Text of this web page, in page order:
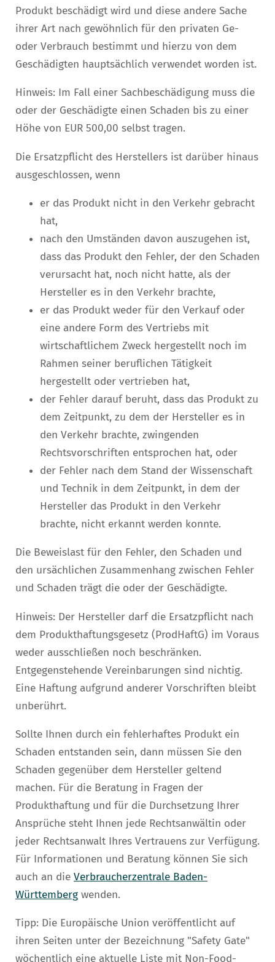
Produkt beschädigt wird und diese andere Sache
ihrer Art nach gewöhnlich für den privaten Ge-
oder Verbrauch bestimmt und hierzu von dem
Geschädigten hauptsächlich verwendet worden ist.
Hinweis: Im Fall einer Sachbeschädigung muss die
oder der Geschädigte einen Schaden bis zu einer
Höhe von EUR 500,00 selbst tragen.
Die Ersatzpflicht des Herstellers ist darüber hinaus
ausgeschlossen, wenn
er das Produkt nicht in den Verkehr gebracht
hat,
nach den Umständen davon auszugehen ist,
dass das Produkt den Fehler, der den Schaden
verursacht hat, noch nicht hatte, als der
Hersteller es in den Verkehr brachte,
er das Produkt weder für den Verkauf oder
eine andere Form des Vertriebs mit
wirtschaftlichem Zweck hergestellt noch im
Rahmen seiner beruflichen Tätigkeit
hergestellt oder vertrieben hat,
der Fehler darauf beruht, dass das Produkt zu
dem Zeitpunkt, zu dem der Hersteller es in
den Verkehr brachte, zwingenden
Rechtsvorschriften entsprochen hat, oder
der Fehler nach dem Stand der Wissenschaft
und Technik in dem Zeitpunkt, in dem der
Hersteller das Produkt in den Verkehr
brachte, nicht erkannt werden konnte.
Die Beweislast für den Fehler, den Schaden und
den ursächlichen Zusammenhang zwischen Fehler
und Schaden trägt die oder der Geschädigte.
Hinweis: Der Hersteller darf die Ersatzpflicht nach
dem Produkthaftungsgesetz (ProdHaftG) im Voraus
weder ausschließen noch beschränken.
Entgegenstehende Vereinbarungen sind nichtig.
Eine Haftung aufgrund anderer Vorschriften bleibt
unberührt.
Sollte Ihnen durch ein fehlerhaftes Produkt ein
Schaden entstanden sein, dann müssen Sie den
Schaden gegenüber dem Hersteller geltend
machen. Für die Beratung in Fragen der
Produkthaftung und für die Durchsetzung Ihrer
Ansprüche steht Ihnen jede Rechtsanwältin oder
jeder Rechtsanwalt Ihres Vertrauens zur Verfügung.
Für Informationen und Beratung können Sie sich
auch an die Verbraucherzentrale Baden-
Württemberg wenden.
Tipp: Die Europäische Union veröffentlicht auf
ihren Seiten unter der Bezeichnung "Safety Gate"
wöchentlich eine aktuelle Liste mit Non-Food-